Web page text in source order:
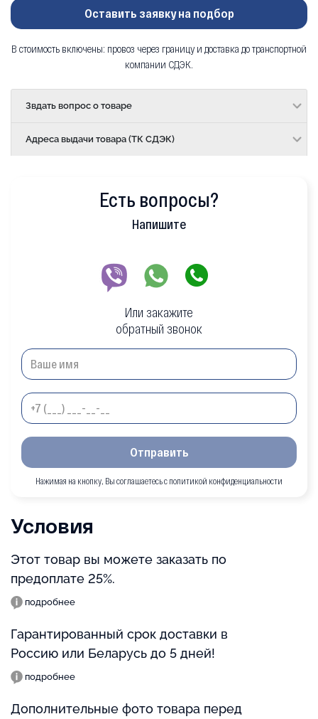
Оставить заявку на подбор
В стоимость включены: провоз через границу и доставка до транспортной
компании СДЭК.
Звдать вопрос о товаре
Адреса выдачи товара (ТК СДЭК)
Есть вопросы?
Напишите
Или закажите
обратный звонок
Отправить
Нажимая на кнопку, Вы соглашаетесь с политикой конфиденциальности
Условия
Этот товар вы можете заказать по
предоплате 25%.
подробнее
Гарантированный срок доставки в
Россию или Беларусь до 5 дней!
подробнее
Дополнительные фото товара перед